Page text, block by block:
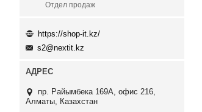
Отдел продаж
https://shop-it.kz/
s2@nextit.kz
пр. Райымбека 169А, офис 216,
Алматы, Казахстан